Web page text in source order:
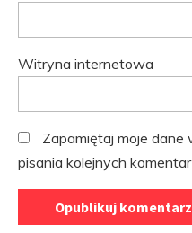
Witryna internetowa
Zapamiętaj moje
pisania kolejnych